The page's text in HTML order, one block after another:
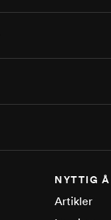
NYTTIG
Artikler